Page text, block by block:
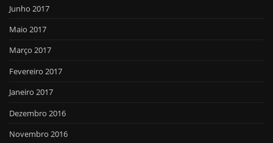
Junho 2017
Maio 2017
Março 2017
Fevereiro 2017
Janeiro 2017
Dezembro 2016
Novembro 2016